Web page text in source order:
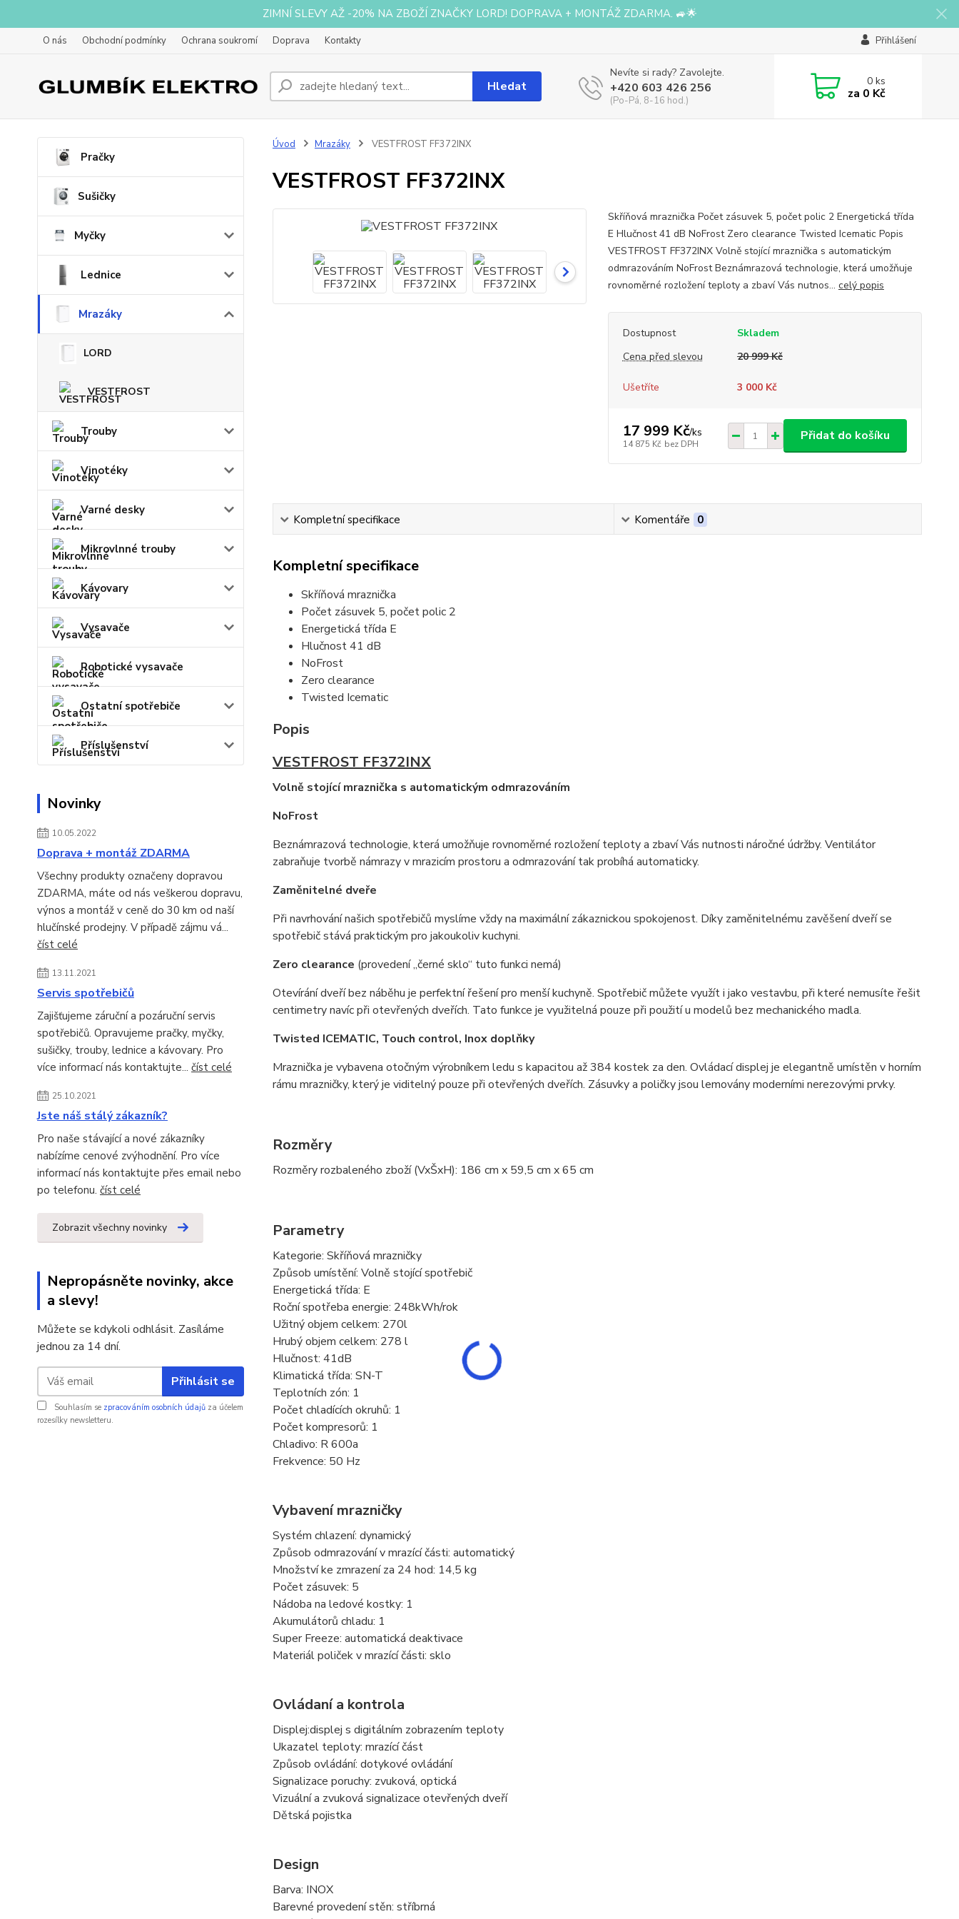
ZIMNÍ SLEVY AŽ -20% NA ZBOŽÍ ZNAČKY LORD! DOPRAVA + MONTÁŽ ZDARMA. 🚙🌟
O nás Obchodní podmínky Ochrana soukromí Doprava Kontakty Přihlášení
Hledat
Nevíte si rady? Zavolejte.
+420 603 426 256
(Po-Pá, 8-16 hod.)
0ks
za 0 Kč
Pračky
Sušičky
Myčky
Lednice
Mrazáky
LORD
VESTFROST
Trouby
Vinotéky
Varné desky
Mikrovlnné trouby
Kávovary
Vysavače
Robotické vysavače
Ostatní spotřebiče
Příslušenství
Novinky
10.05.2022
Doprava + montáž ZDARMA
Všechny produkty označeny dopravou
ZDARMA, máte od nás veškerou dopravu,
výnos a montáž v ceně do 30 km od naší
hlučínské prodejny. V případě zájmu vá...
číst celé
13.11.2021
Servis spotřebičů
Zajišťujeme záruční a pozáruční servis
spotřebičů. Opravujeme pračky, myčky,
sušičky, trouby, lednice a kávovary. Pro
více informací nás kontaktujte... číst celé
25.10.2021
Jste náš stálý zákazník?
Pro naše stávající a nové zákazníky
nabízíme cenové zvýhodnění. Pro více
informací nás kontaktujte přes email nebo
po telefonu. číst celé
Zobrazit všechny novinky
Nepropásněte novinky, akce
a slevy!
Můžete se kdykoli odhlásit. Zasíláme
jednou za 14 dní.
Přihlásit se
Souhlasím se zpracováním osobních údajů za účelem
rozesílky newsletteru.
Úvod Mrazáky VESTFROST FF372INX
VESTFROST FF372INX
Skříňová mraznička Počet zásuvek 5, počet polic 2 Energetická třída
E Hlučnost 41 dB NoFrost Zero clearance Twisted Icematic Popis
VESTFROST FF372INX Volně stojící mraznička s automatickým
odmrazováním NoFrost Beznámrazová technologie, která umožňuje
rovnoměrné rozložení teploty a zbaví Vás nutnos... celý popis
Dostupnost
Skladem
Cena před slevou
20 999 Kč
Ušetříte 3 000 Kč
17 999 Kč/ks
14 875 Kč bez DPH
Přidat do košíku
Kompletní specifikace Komentáře 0
Kompletní specifikace
Skříňová mraznička
Počet zásuvek 5, počet polic 2
Energetická třída E
Hlučnost 41 dB
NoFrost
Zero clearance
Twisted Icematic
Popis
VESTFROST FF372INX
Volně stojící mraznička s automatickým odmrazováním
NoFrost
Beznámrazová technologie, která umožňuje rovnoměrné rozložení teploty a zbaví Vás nutnosti náročné údržby. Ventilátor
zabraňuje tvorbě námrazy v mrazicím prostoru a odmrazování tak probíhá automaticky.
Zaměnitelné dveře
Při navrhování našich spotřebičů myslíme vždy na maximální zákaznickou spokojenost. Díky zaměnitelnému zavěšení dveří se
spotřebič stává praktickým pro jakoukoliv kuchyni.
Zero clearance (provedení „černé sklo“ tuto funkci nemá)
Otevírání dveří bez náběhu je perfektní řešení pro menší kuchyně. Spotřebič můžete využít i jako vestavbu, při které nemusíte řešit
centimetry navíc při otevřených dveřích. Tato funkce je využitelná pouze při použití u modelů bez mechanického madla.
Twisted ICEMATIC, Touch control, Inox doplňky
Mraznička je vybavena otočným výrobníkem ledu s kapacitou až 384 kostek za den. Ovládací displej je elegantně umístěn v horním
rámu mrazničky, který je viditelný pouze při otevřených dveřích. Zásuvky a poličky jsou lemovány moderními nerezovými prvky.
Rozměry
Rozměry rozbaleného zboží (VxŠxH): 186 cm x 59,5 cm x 65 cm
Parametry
Kategorie: Skříňová mrazničky
Způsob umístění: Volně stojící spotřebič
Energetická třída: E
Roční spotřeba energie: 248kWh/rok
Užitný objem celkem: 270l
Hrubý objem celkem: 278 l
Hlučnost: 41dB
Klimatická třída: SN-T
Teplotních zón: 1
Počet chladících okruhů: 1
Počet kompresorů: 1
Chladivo: R 600a
Frekvence: 50 Hz
Vybavení mrazničky
Systém chlazení: dynamický
Způsob odmrazování v mrazící části: automatický
Množství ke zmrazení za 24 hod: 14,5 kg
Počet zásuvek: 5
Nádoba na ledové kostky: 1
Akumulátorů chladu: 1
Super Freeze: automatická deaktivace
Materiál poliček v mrazící části: sklo
Ovládaní a kontrola
Displej:displej s digitálním zobrazením teploty
Ukazatel teploty: mrazící část
Způsob ovládání: dotykové ovládání
Signalizace poruchy: zvuková, optická
Vizuální a zvuková signalizace otevřených dveří
Dětská pojistka
Design
Barva: INOX
Barevné provedení stěn: stříbrná